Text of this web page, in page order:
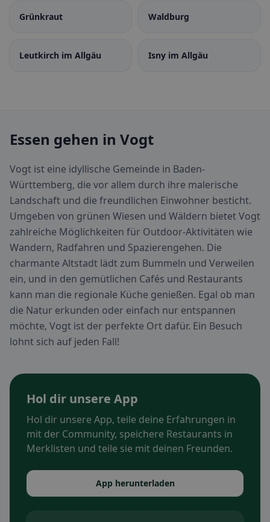
Grünkraut Waldburg
Leutkirch im Allgäu Isny im Allgäu
Essen gehen in Vogt
Vogt ist eine idyllische Gemeinde in Baden-
Württemberg, die vor allem durch ihre malerische
Landschaft und die freundlichen Einwohner besticht.
Umgeben von grünen Wiesen und Wäldern bietet Vogt
zahlreiche Möglichkeiten für Outdoor-Aktivitäten wie
Wandern, Radfahren und Spazierengehen. Die
charmante Altstadt lädt zum Bummeln und Verweilen
ein, und in den gemütlichen Cafés und Restaurants
kann man die regionale Küche genießen. Egal ob man
die Natur erkunden oder einfach nur entspannen
möchte, Vogt ist der perfekte Ort dafür. Ein Besuch
lohnt sich auf jeden Fall!
Hol dir unsere App
Hol dir unsere App, teile deine Erfahrungen in
mit der Community, speichere Restaurants in
Merklisten und teile sie mit deinen Freunden.
App herunterladen